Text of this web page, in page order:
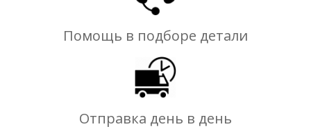
Помощь в подборе детали
Отправка день в день